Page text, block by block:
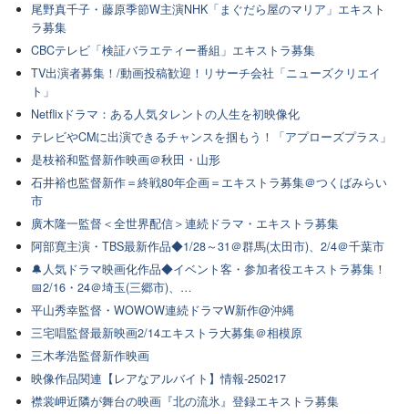
尾野真千子・藤原季節W主演NHK「まぐだら屋のマリア」エキスト
ラ募集
CBCテレビ「検証バラエティー番組」エキストラ募集
TV出演者募集！/動画投稿歓迎！リサーチ会社「ニューズクリエイ
ト」
Netflixドラマ：ある人気タレントの人生を初映像化
テレビやCMに出演できるチャンスを掴もう！「アプローズプラス」
是枝裕和監督新作映画＠秋田・山形
石井裕也監督新作＝終戦80年企画＝エキストラ募集＠つくばみらい
市
廣木隆一監督＜全世界配信＞連続ドラマ・エキストラ募集
阿部寛主演・TBS最新作品◆1/28～31＠群馬(太田市)、2/4＠千葉市
🔔人気ドラマ映画化作品◆イベント客・参加者役エキストラ募集！
📅2/16・24＠埼玉(三郷市)、…
平山秀幸監督・WOWOW連続ドラマW新作@沖縄
三宅唱監督最新映画2/14エキストラ大募集＠相模原
三木孝浩監督新作映画
映像作品関連【レアなアルバイト】情報-250217
襟裳岬近隣が舞台の映画『北の流氷』登録エキストラ募集